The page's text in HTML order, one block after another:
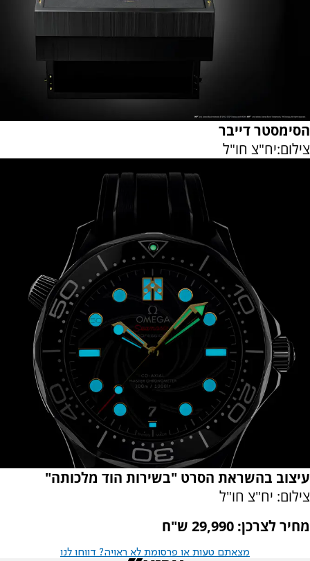
הסימסטר דייבר
צילום:יח"צ חו"ל
עיצוב בהשראת הסרט "בשירות הוד מלכותה"
צילום: יח"צ חו"ל
מחיר לצרכן: 29,990 ש"ח
מצאתם טעות או פרסומת לא ראויה? דווחו לנו